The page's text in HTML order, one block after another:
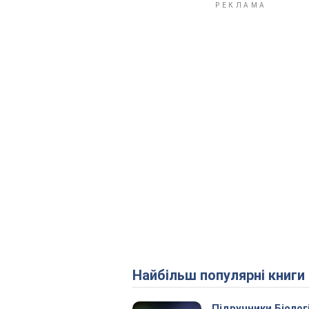
Найбільш популярні книги